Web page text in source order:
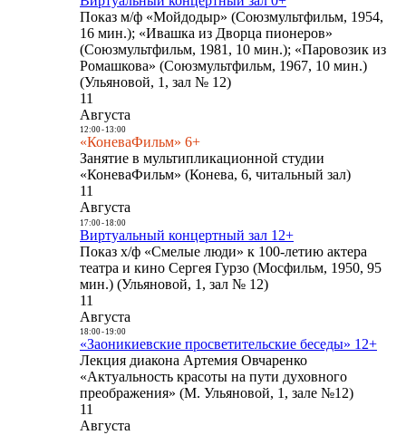
Показ м/ф «Мойдодыр» (Союзмультфильм, 1954,
16 мин.); «Ивашка из Дворца пионеров»
(Союзмультфильм, 1981, 10 мин.); «Паровозик из
Ромашкова» (Союзмультфильм, 1967, 10 мин.)
(Ульяновой, 1, зал № 12)
11
Августа
12:00- 13:00
«КоневаФильм» 6+
Занятие в мультипликационной студии
«КоневаФильм» (Конева, 6, читальный зал)
11
Августа
17:00- 18:00
Виртуальный концертный зал 12+
Показ х/ф «Смелые люди» к 100-летию актера
театра и кино Сергея Гурзо (Мосфильм, 1950, 95
мин.) (Ульяновой, 1, зал № 12)
11
Августа
18:00- 19:00
«Заоникиевские просветительские беседы» 12+
Лекция диакона Артемия Овчаренко
«Актуальность красоты на пути духовного
преображения» (М. Ульяновой, 1, зале №12)
11
Августа